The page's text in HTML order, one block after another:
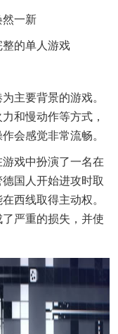
然一新
的单人游戏
主要背景的游戏。
和慢动作等方式，
会感觉非常流畅。
游戏中扮演了一名在
国人开始进攻时取
西线取得主动权。
严重的损失，并使